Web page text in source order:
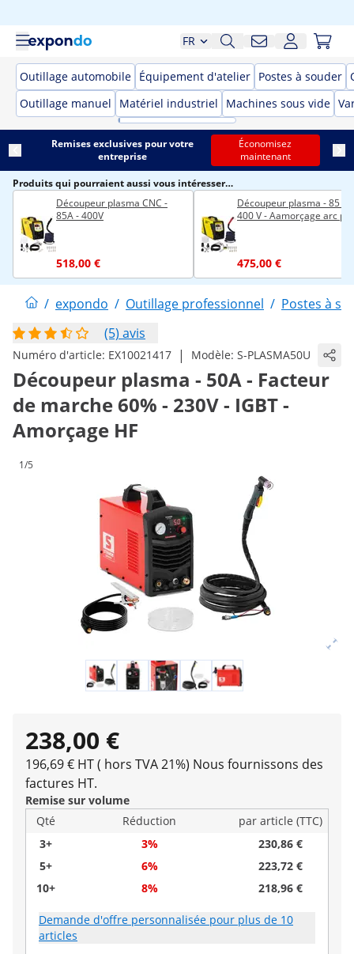
FR
Outillage automobile Équipement d'atelier Postes à souder
Outillage manuel
Matériel industriel Machines sous vide
Remises exclusives pour votre
entreprise
Économisez
maintenant
Produits qui pourraient aussi vous intéresser…
Découpeur plasma CNC -
85A - 400V
518,00 €
Découpeur plasma - 85 A -
400 V - Aamorçage arc
475,00 €
/ expondo / Outillage professionnel / Postes à
(5) avis
Numéro d'article: EX10021417 | Modèle: S-PLASMA50U
Découpeur plasma - 50A - Facteur
de marche 60% - 230V - IGBT -
Amorçage HF
1/5
238,00 €
196,69 € HT ( hors TVA 21%) Nous fournissons des
factures HT.
Remise sur volume
Qté
Réduction
par article (TTC)
3+
3%
230,86 €
5+
6%
223,72 €
10+
8% 218,96 €
Demande d'offre personnalisée pour plus de 10
articles